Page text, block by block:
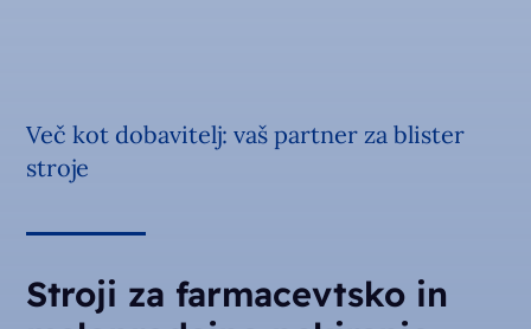
Več kot dobavitelj: vaš partner za blister
stroje
Stroji za farmacevtsko in